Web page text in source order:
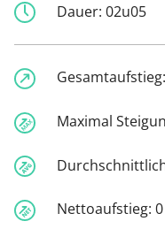
Dauer: 02u05
Gesamtaufstieg:
Maximal
Nettoaufstieg: